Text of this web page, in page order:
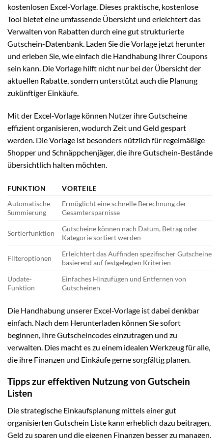
kostenlosen Excel-Vorlage. Dieses praktische, kostenlose
Tool bietet eine umfassende Übersicht und erleichtert das
Verwalten von Rabatten durch eine gut strukturierte
Gutschein-Datenbank. Laden Sie die Vorlage jetzt herunter
und erleben Sie, wie einfach die Handhabung Ihrer Coupons
sein kann. Die Vorlage hilft nicht nur bei der Übersicht der
aktuellen Rabatte, sondern unterstützt auch die Planung
zukünftiger Einkäufe.
Mit der Excel-Vorlage können Nutzer ihre Gutscheine
effizient organisieren, wodurch Zeit und Geld gespart
werden. Die Vorlage ist besonders nützlich für regelmäßige
Shopper und Schnäppchenjäger, die ihre Gutschein-Bestände
übersichtlich halten möchten.
FUNKTION
VORTEILE
Automatische
Summierung
Ermöglicht eine schnelle Berechnung der
Gesamtersparnisse
Sortierfunktion
Gutscheine können nach Datum, Betrag oder
Kategorie sortiert werden
Filteroptionen
Erleichtert das Auffinden spezifischer Gutscheine
basierend auf festgelegten Kriterien
Update-
Funktion
Einfaches Hinzufügen und Entfernen von
Gutscheinen
Die Handhabung unserer Excel-Vorlage ist dabei denkbar
einfach. Nach dem Herunterladen können Sie sofort
beginnen, Ihre Gutscheincodes einzutragen und zu
verwalten. Dies macht es zu einem idealen Werkzeug für alle,
die ihre Finanzen und Einkäufe gerne sorgfältig planen.
Tipps zur effektiven Nutzung von Gutschein
Listen
Die strategische Einkaufsplanung mittels einer gut
organisierten Gutschein Liste kann erheblich dazu beitragen,
Geld zu sparen und die eigenen Finanzen besser zu managen.